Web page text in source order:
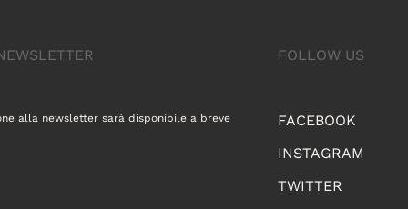
FOLLOW US
FACEBOOK
INSTAGRAM
TWITTER
alla newsletter sarà disponibile a breve